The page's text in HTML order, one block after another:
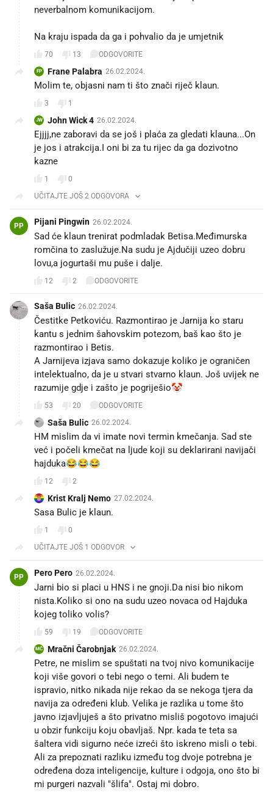
neverbalnom komunikacijom.
Na kraju ispada da ga i pohvalio da je umjetnik
70 13 ODGOVORITE
FP Frane Palabra 26.02.2024.
Molim te, objasni nam ti što znači riječ klaun.
3 1
JW John Wick 4 26.02.2024.
Ejjjj,ne zaboravi da se još i plaća za gledati klauna...On
je jos i atrakcija.I oni bi za tu rijec da ga dozivotno
kazne
1
0
UČITAJTE JOŠ 2 ODGOVORA
PP Pijani Pingwin 26.02.2024.
Sad će klaun trenirat podmladak Betisa.Međimurska
romčina to zaslužuje.Na sudu je Ajdučiji uzeo dobru
lovu,a jogurtaši mu puše i dalje.
12 2 ODGOVORITE
Saša Bulic 26.02.2024.
Čestitke Petkoviću. Razmontirao je Jarnija ko staru
kantu s jednim šahovskim potezom, baš kao što je
razmontirao i Betis.
A Jarnijeva izjava samo dokazuje koliko je ograničen
intelektualno, da je u stvari stvarno klaun. Još uvijek ne
razumije gdje i zašto je pogriješio🤡
53 20 ODGOVORITE
Saša Bulic 26.02.2024.
HM mislim da vi imate novi termin kmečanja. Sad ste
već i počeli kmečat na ljude koji su deklarirani navijači
hajduka😂😂😂
12 2
Krist Kralj Nemo 27.02.2024.
Sasa Bulic je klaun.
1
0
UČITAJTE JOŠ 1 ODGOVOR
PP Pero Pero 26.02.2024.
Jarni bio si placi u HNS i ne gnoji.Da nisi bio nikom
nista.Koliko si ono na sudu uzeo novaca od Hajduka
kojeg toliko volis?
59 19 ODGOVORITE
MČ Mračni Čarobnjak 26.02.2024.
Petre, ne mislim se spuštati na tvoj nivo komunikacije
koji više govori o tebi nego o temi. Ali budem te
ispravio, nitko nikada nije rekao da se nekoga tjera da
navija za određeni klub. Velika je razlika u tome što
javno izjavljuješ a što privatno misliš pogotovo imajući
u obzir funkciju koju obavljaš. Npr. kada te teta sa
šaltera vidi sigurno neće izreći što iskreno misli o tebi.
Ali za prepoznati razliku između tog dvoje potrebna je
određena doza inteligencije, kulture i odgoja, ono što bi
mi purgeri nazvali "šlifa". Ostaj mi dobro.